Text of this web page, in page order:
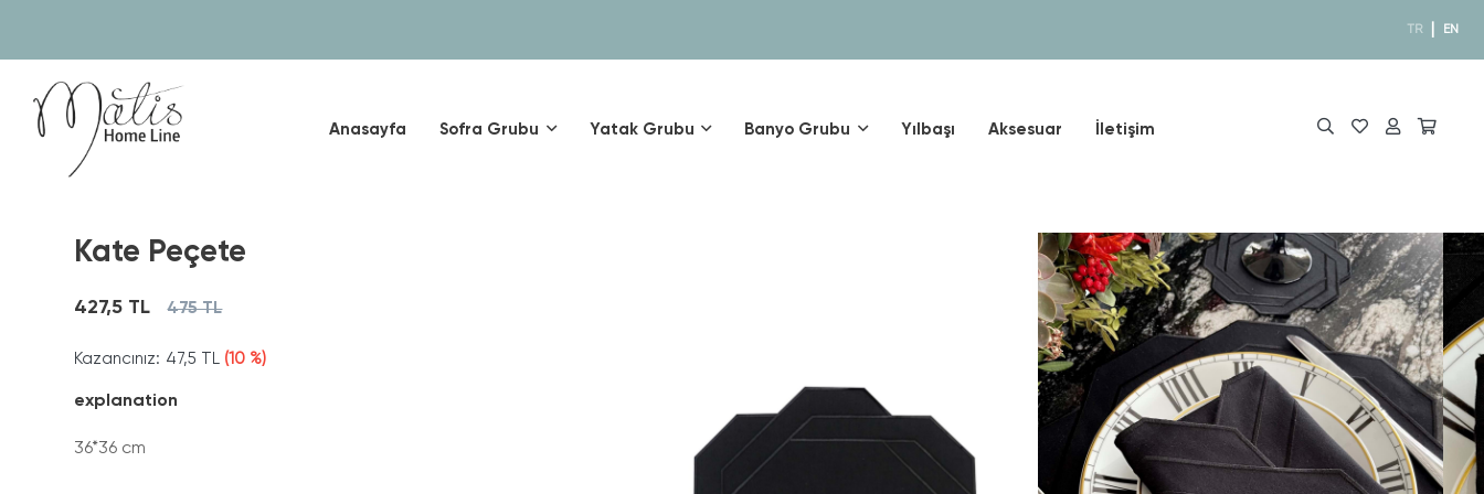
TR EN
Anasayfa Sofra Grubu Yatak Grubu Banyo Grubu Yılbaşı Aksesuar İletişim
Kate Peçete
427,5 TL 475 TL
Kazancınız: 47,5 TL (10 %)
explanation
36*36 cm